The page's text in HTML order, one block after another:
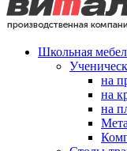
Школьная
на
на
на